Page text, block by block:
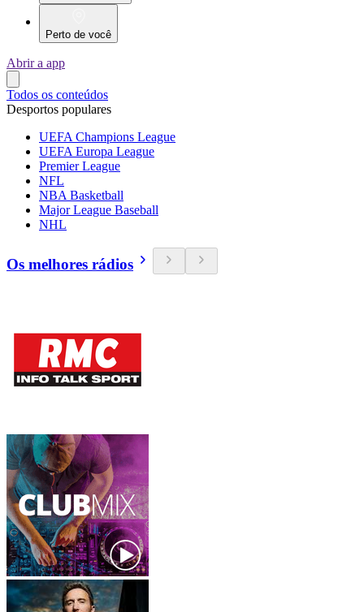
Perto de você
Abrir a app
Todos os conteúdos
Desportos populares
UEFA Champions League
UEFA Europa League
Premier League
NFL
NBA Basketball
Major League Baseball
NHL
Os melhores rádios